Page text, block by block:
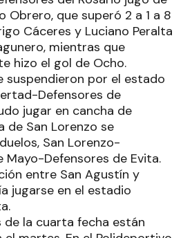
Obrero, que superó 2 a 1 a 8
Cáceres y Luciano Peralta
mientras que
hizo el gol de Ocho.
suspendieron por el estado
Defensores de
jugar en cancha de
de San Lorenzo se
San Lorenzo-
Mayo-Defensores de Evita.
entre San Agustín y
jugarse en el estadio
la cuarta fecha están